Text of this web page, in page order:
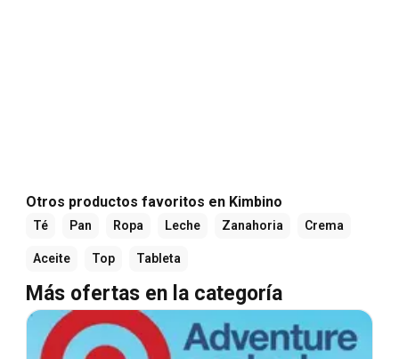
Otros productos favoritos en Kimbino
Té Pan Ropa Leche Zanahoria Crema
Aceite Top Tableta
Más ofertas en la categoría